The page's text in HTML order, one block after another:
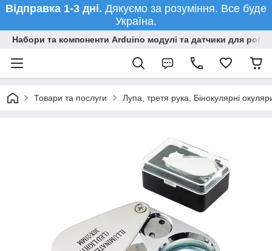
Відправка 1-3 дні. Дякуємо за розуміння. Все буде
Україна.
Набори та компоненти Arduino модулі та датчики для
Товари та послуги Лупа, третя рука, Бінокулярні